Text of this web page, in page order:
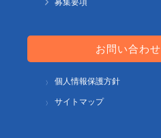
お問い合わせ
個人情報保護方針
サイトマップ